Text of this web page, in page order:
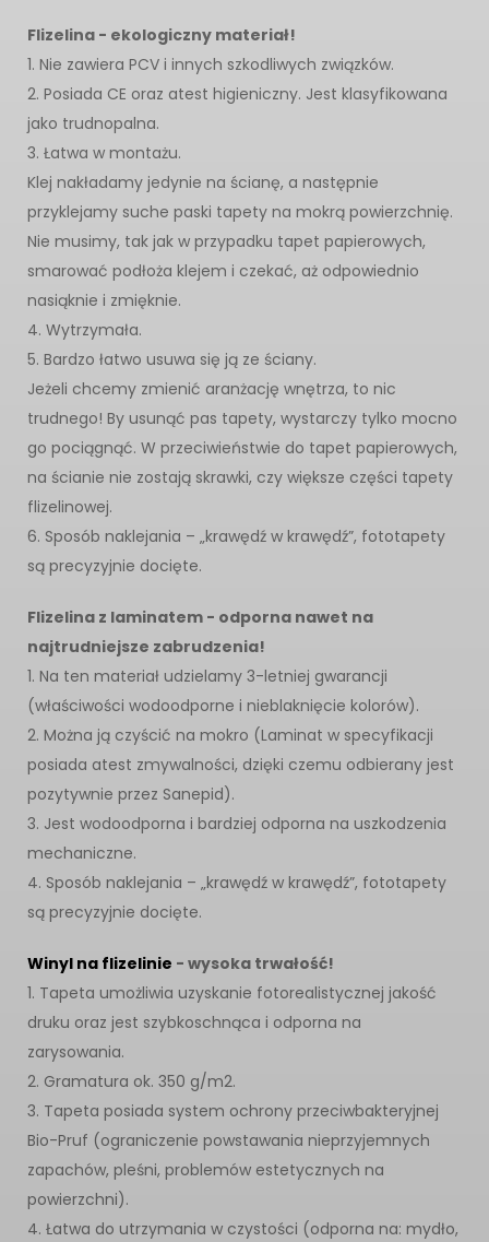
Flizelina - ekologiczny materiał!
1. Nie zawiera PCV i innych szkodliwych związków.
2. Posiada CE oraz atest higieniczny. Jest klasyfikowana
jako trudnopalna.
3. Łatwa w montażu.
Klej nakładamy jedynie na ścianę, a następnie
przyklejamy suche paski tapety na mokrą powierzchnię.
Nie musimy, tak jak w przypadku tapet papierowych,
smarować podłoża klejem i czekać, aż odpowiednio
nasiąknie i zmięknie.
4. Wytrzymała.
5. Bardzo łatwo usuwa się ją ze ściany.
Jeżeli chcemy zmienić aranżację wnętrza, to nic
trudnego! By usunąć pas tapety, wystarczy tylko mocno
go pociągnąć. W przeciwieństwie do tapet papierowych,
na ścianie nie zostają skrawki, czy większe części tapety
flizelinowej.
6. Sposób naklejania – „krawędź w krawędź”, fototapety
są precyzyjnie docięte.
Flizelina z laminatem - odporna nawet na
najtrudniejsze zabrudzenia!
1. Na ten materiał udzielamy 3-letniej gwarancji
(właściwości wodoodporne i nieblaknięcie kolorów).
2. Można ją czyścić na mokro (Laminat w specyfikacji
posiada atest zmywalności, dzięki czemu odbierany jest
pozytywnie przez Sanepid).
3. Jest wodoodporna i bardziej odporna na uszkodzenia
mechaniczne.
4. Sposób naklejania – „krawędź w krawędź”, fototapety
są precyzyjnie docięte.
Winyl na flizelinie - wysoka trwałość!
1. Tapeta umożliwia uzyskanie fotorealistycznej jakość
druku oraz jest szybkoschnąca i odporna na
zarysowania.
2. Gramatura ok. 350 g/m2.
3. Tapeta posiada system ochrony przeciwbakteryjnej
Bio-Pruf (ograniczenie powstawania nieprzyjemnych
zapachów, pleśni, problemów estetycznych na
powierzchni).
4. Łatwa do utrzymania w czystości (odporna na: mydło,